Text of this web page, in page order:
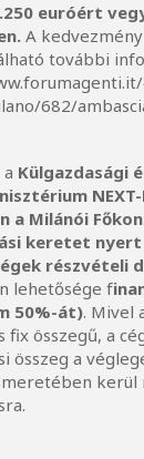
euróért
A
további
682/
Külgazdasági
a Milánói
keretet nyert
részvételi
lehetősége f
50%-át). Mivel
fix összegű, a
összeg a
kerül